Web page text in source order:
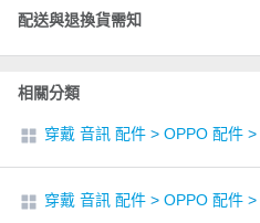
配送與退換貨需知
相關分類
穿戴 音訊 配件 > OPPO 配件 >
穿戴 音訊 配件 > OPPO 配件 >